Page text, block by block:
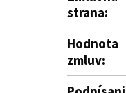
strana:
Hodnota
zmluv: